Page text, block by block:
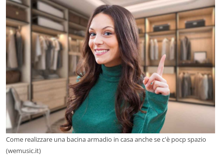
Come realizzare una bacina armadio in casa anche se c'è pocp spazio
(wemusic.it)